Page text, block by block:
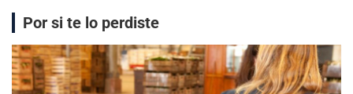
Por si te lo perdiste